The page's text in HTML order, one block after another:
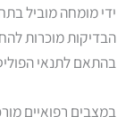
ידי מומחה מוביל
הבדיקות מוכרות
בהתאם לתנאי
במצבים רפואיים